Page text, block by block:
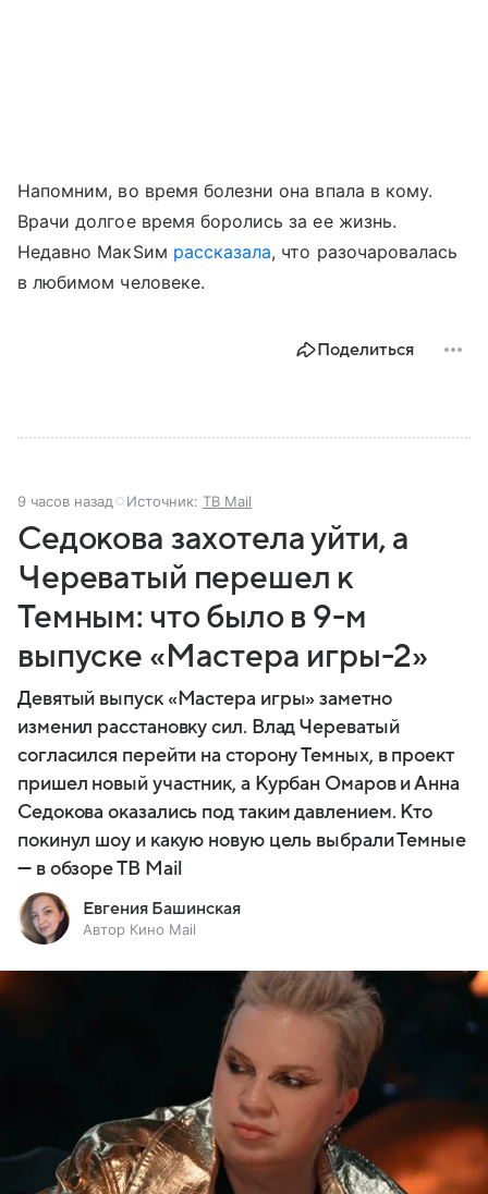
Напомним, во время болезни она впала в кому.
Врачи долгое время боролись за ее жизнь.
Недавно МакSим рассказала, что разочаровалась
в любимом человеке.
Поделиться
9 часов назад Источник: ТВ Mail
Седокова захотела уйти, а
Череватый перешел к
Темным: что было в 9-м
выпуске «Мастера игры-2»
Девятый выпуск «Мастера игры» заметно
изменил расстановку сил. Влад Череватый
согласился перейти на сторону Темных, в проект
пришел новый участник, а Курбан Омаров и Анна
Седокова оказались под таким давлением. Кто
покинул шоу и какую новую цель выбрали Темные
— в обзоре ТВ Mail
Евгения Башинская
Автор Кино Mail